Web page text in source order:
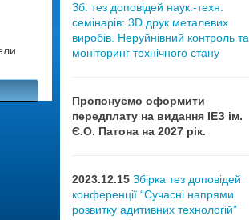
Зб. тез доповідей наук.-техн.
семінарів: 3D друк металевих
виробів. Неруйнівний контроль та
моніторинг технічного стану
Пропонуємо оформити
передплату на видання ІЕЗ ім.
Є.О. Патона на 2027 рік.
2023.12.15 Збірка тез доповідей
конференції “Сучасні напрями
розвитку адитивних технологій”